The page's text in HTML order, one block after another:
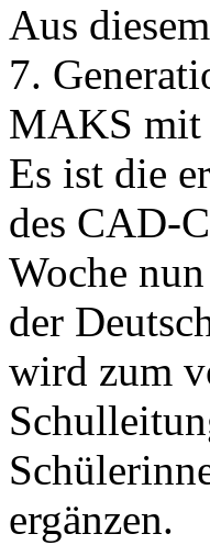
Aus
7.
MAKS mit
Es ist die
des CAD-
Woche
der
wird zum
ergänzen.